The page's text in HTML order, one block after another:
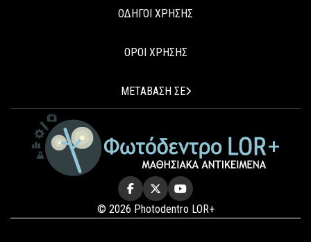
ΟΔΗΓΟΙ ΧΡΗΣΗΣ
ΟΡΟΙ ΧΡΗΣΗΣ
ΜΕΤΑΒΑΣΗ ΣΕ
© 2026 Photodentro LOR+